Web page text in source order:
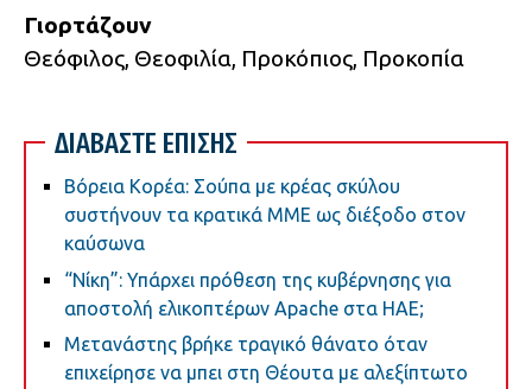
Γιορτάζουν
Θεόφιλος, Θεοφιλία, Προκόπιος, Προκοπία
ΔΙΑΒΑΣΤΕ ΕΠΙΣΗΣ
Βόρεια Κορέα: Σούπα με κρέας σκύλου
συστήνουν τα κρατικά ΜΜΕ ως διέξοδο στον
καύσωνα
“Νίκη”: Υπάρχει πρόθεση της κυβέρνησης για
αποστολή ελικοπτέρων Apache στα ΗΑΕ;
Μετανάστης βρήκε τραγικό θάνατο όταν
επιχείρησε να μπει στη Θέουτα με αλεξίπτωτο